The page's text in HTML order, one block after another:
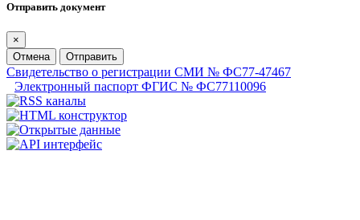
Отправить документ
×
Отмена
Отправить
Свидетельство о регистрации СМИ № ФС77-47467
Электронный паспорт ФГИС № ФС77110096